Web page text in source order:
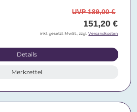
UVP 189,00 €
151,20 €
inkl. gesetzl. MwSt., zzgl.Versandkosten
Details
Merkzettel